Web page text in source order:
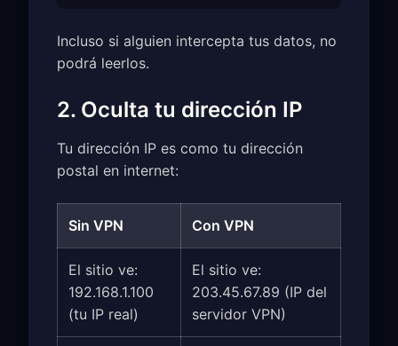
Incluso si alguien intercepta tus datos, no
podrá leerlos.
2. Oculta tu dirección IP
Tu dirección IP es como tu dirección
postal en internet:
Sin VPN Con VPN
El sitio ve:
192.168.1.100
(tu IP real)
El sitio ve:
203.45.67.89 (IP del
servidor VPN)